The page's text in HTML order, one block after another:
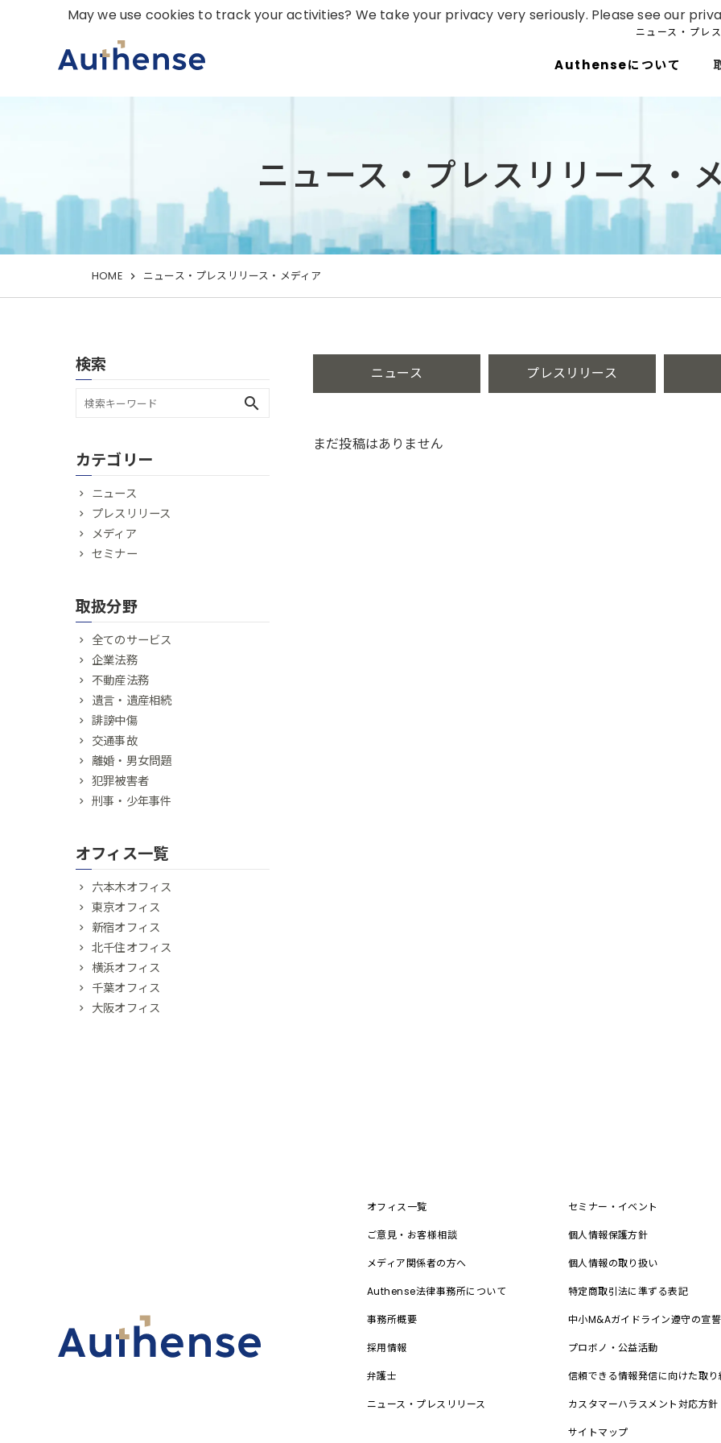
ニュース・プレ
Authenseについて
ニュース・プレスリリース・
HOME ニュース・プレスリリース・メディア
ニュース プレスリリース
まだ投稿はありません
検索
search
カテゴリー
ニュース
プレスリリース
メディア
セミナー
取扱分野
全てのサービス
企業法務
不動産法務
遺言・遺産相続
誹謗中傷
交通事故
離婚・男女問題
犯罪被害者
刑事・少年事件
オフィス一覧
六本木オフィス
東京オフィス
新宿オフィス
北千住オフィス
横浜オフィス
千葉オフィス
大阪オフィス
オフィス一覧
ご意見・お客様相談
メディア関係者の方へ
Authense法律事務所について
事務所概要
採用情報
弁護士
ニュース・プレスリリース
セミナー・イベント
個人情報保護方針
個人情報の取り扱い
特定商取引法に準ずる表記
中小M&Aガイドライン遵守の宣誓
プロボノ・公益活動
信頼できる情報発信に向けた取り
カスタマーハラスメント対応方針
サイトマップ
May we use cookies to track your activities? We take your privacy very seriously. Please see our